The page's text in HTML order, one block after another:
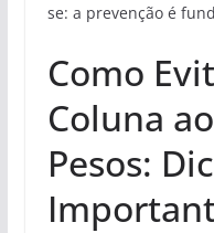
se: a prevenção é
Como
Coluna
Pesos: